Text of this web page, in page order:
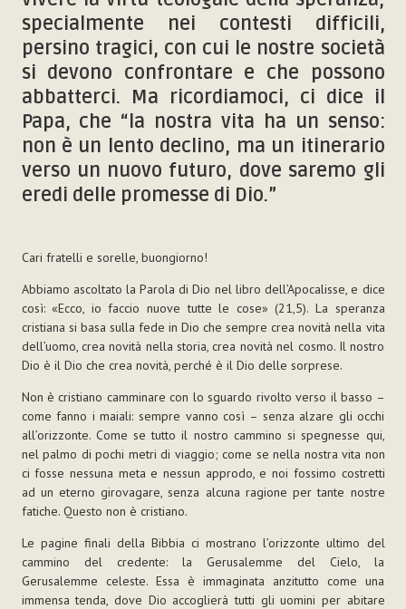
specialmente nei contesti difficili,
persino tragici, con cui le nostre società
si devono confrontare e che possono
abbatterci. Ma ricordiamoci, ci dice il
Papa, che “la nostra vita ha un senso:
non è un lento declino, ma un itinerario
verso un nuovo futuro, dove saremo gli
eredi delle promesse di Dio.”
Cari fratelli e sorelle, buongiorno!
Abbiamo ascoltato la Parola di Dio nel libro dell’Apocalisse, e dice
così: «Ecco, io faccio nuove tutte le cose» (21,5). La speranza
cristiana si basa sulla fede in Dio che sempre crea novità nella vita
dell’uomo, crea novità nella storia, crea novità nel cosmo. Il nostro
Dio è il Dio che crea novità, perché è il Dio delle sorprese.
Non è cristiano camminare con lo sguardo rivolto verso il basso –
come fanno i maiali: sempre vanno così – senza alzare gli occhi
all’orizzonte. Come se tutto il nostro cammino si spegnesse qui,
nel palmo di pochi metri di viaggio; come se nella nostra vita non
ci fosse nessuna meta e nessun approdo, e noi fossimo costretti
ad un eterno girovagare, senza alcuna ragione per tante nostre
fatiche. Questo non è cristiano.
Le pagine finali della Bibbia ci mostrano l’orizzonte ultimo del
cammino del credente: la Gerusalemme del Cielo, la
Gerusalemme celeste. Essa è immaginata anzitutto come una
immensa tenda, dove Dio accoglierà tutti gli uomini per abitare